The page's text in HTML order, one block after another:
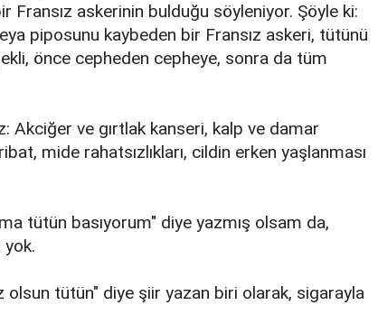
Fransız askerinin bulduğu söyleniyor. Şöyle ki:
piposunu kaybeden bir Fransız askeri, tütünü
önce cepheden cepheye, sonra da tüm
Akciğer ve gırtlak kanseri, kalp ve damar
mide rahatsızlıkları, cildin erken yaşlanması
tütün basıyorum" diye yazmış olsam da,
yok.
olsun tütün" diye şiir yazan biri olarak, sigarayla